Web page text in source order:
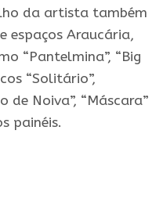
da artista também
espaços Araucária,
“Pantelmina”, “Big
“Solitário”,
de Noiva”, “Máscara”
painéis.